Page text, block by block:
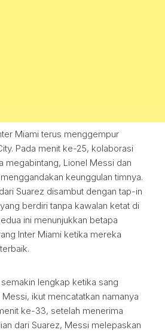
Miami terus menggempur
Pada menit ke-25, kolaborasi
megabintang, Lionel Messi dan
keunggulan timnya.
Suarez disambut dengan tap-in
berdiri tanpa kawalan ketat di
ini menunjukkan betapa
Inter Miami ketika mereka
lengkap ketika sang
ikut mencatatkan namanya
ke-33, setelah menerima
dari Suarez, Messi melepaskan